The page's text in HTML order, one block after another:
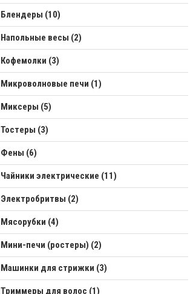
Блендеры (10)
Напольные весы (2)
Кофемолки (3)
Микроволновые печи (1)
Миксеры (5)
Тостеры (3)
Фены (6)
Чайники электрические (11)
Электробритвы (2)
Мясорубки (4)
Мини-печи (ростеры) (2)
Машинки для стрижки (3)
Триммеры для волос (1)